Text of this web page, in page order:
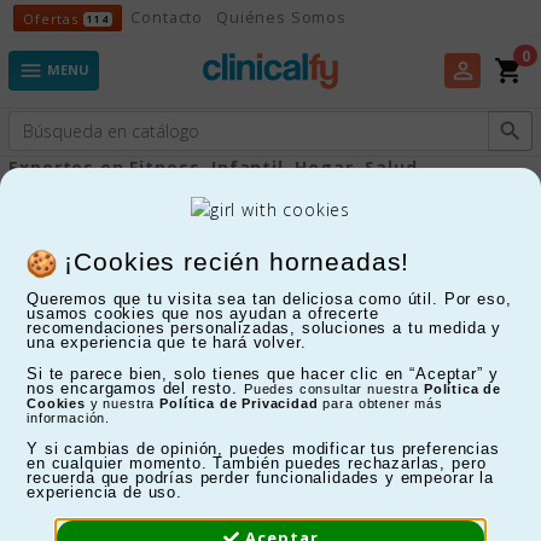
¡Cookies recién horneadas!
Queremos que tu visita sea tan deliciosa como útil. Por eso,
usamos cookies que nos ayudan a ofrecerte
recomendaciones personalizadas, soluciones a tu medida y
una experiencia que te hará volver.
Si te parece bien, solo tienes que hacer clic en “Aceptar” y
nos encargamos del resto.
Puedes consultar nuestra Política de
Cookies y nuestra Política de Privacidad para obtener más
información.
Y si cambias de opinión, puedes modificar tus preferencias
en cualquier momento. También puedes rechazarlas, pero
recuerda que podrías perder funcionalidades y empeorar la
experiencia de uso.
Ofertas 114 Ofertas
Contacto Quiénes Somos
 MENU perm_identity shopping_cart
0
Expertos en Fitness, Infantil, Hogar, Salud...

FILTRAR
Mostrando 1-24 de 46 artículo(s)